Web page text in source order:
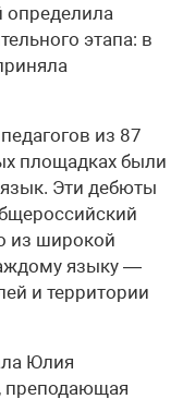
этапа: в
из 87
площадках были
Эти дебюты
из широкой
языку —
и территории
Юлия
преподающая